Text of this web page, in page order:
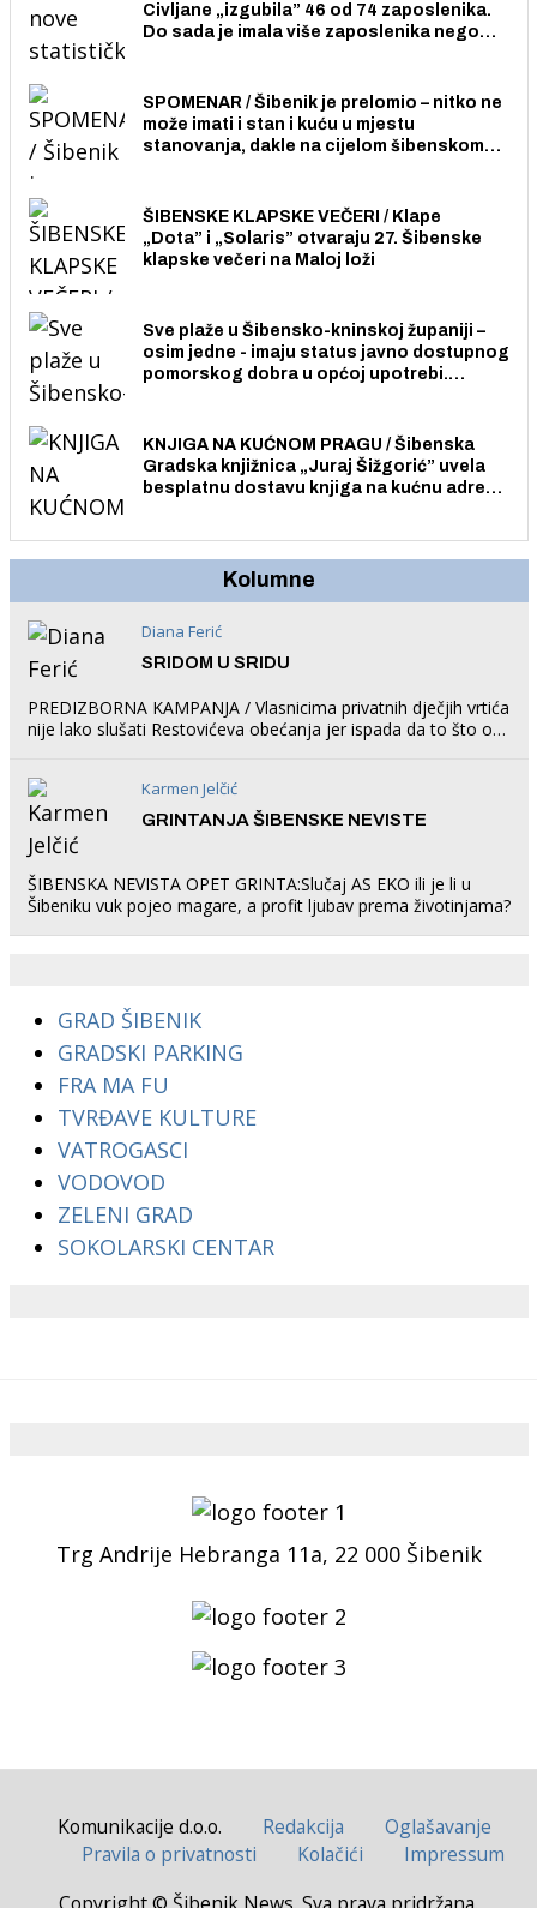
Civljane „izgubila” 46 od 74 zaposlenika.
Do sada je imala više zaposlenika nego
SPOMENAR / Šibenik je prelomio – nitko ne
može imati i stan i kuću u mjestu
stanovanja, dakle na cijelom šibenskom
ŠIBENSKE KLAPSKE VEČERI / Klape
„Dota” i „Solaris” otvaraju 27. Šibenske
klapske večeri na Maloj loži
Sve plaže u Šibensko-kninskoj županiji –
osim jedne - imaju status javno dostupnog
pomorskog dobra u općoj upotrebi.
KNJIGA NA KUĆNOM PRAGU / Šibenska
Gradska knjižnica „Juraj Šižgorić” uvela
besplatnu dostavu knjiga na kućnu adresu
Kolumne
Diana Ferić
SRIDOM U SRIDU
PREDIZBORNA KAMPANJA / Vlasnicima privatnih dječjih vrtića
nije lako slušati Restovićeva obećanja jer ispada da to što oni
Karmen Jelčić
GRINTANJA ŠIBENSKE NEVISTE
ŠIBENSKA NEVISTA OPET GRINTA:Slučaj AS EKO ili je li u
Šibeniku vuk pojeo magare, a profit ljubav prema životinjama?
GRAD ŠIBENIK
GRADSKI PARKING
FRA MA FU
TVRĐAVE KULTURE
VATROGASCI
VODOVOD
ZELENI GRAD
SOKOLARSKI CENTAR
Trg Andrije Hebranga 11a, 22 000 Šibenik
Komunikacije d.o.o. Redakcija
Oglašavanje
Pravila o privatnosti
Kolačići
Impressum